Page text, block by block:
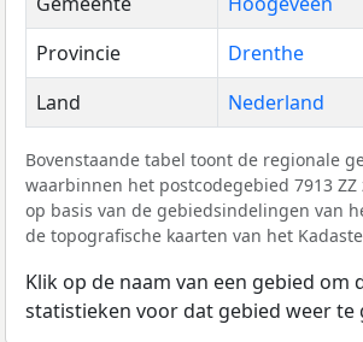
Provincie
Drenthe
Land
Nederland
Bovenstaande tabel toont de regionale
waarbinnen het postcodegebied 7913
op basis van de gebiedsindelingen van
de topografische kaarten van het
Klik op de naam van een gebied om
statistieken voor dat gebied weer te